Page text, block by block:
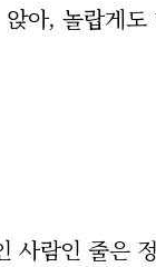
아, 놀랍게
사람인 줄은